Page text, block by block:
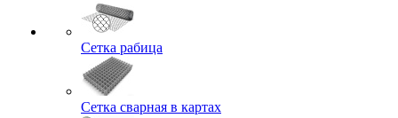
Сетка рабица
Сетка сварная в картах